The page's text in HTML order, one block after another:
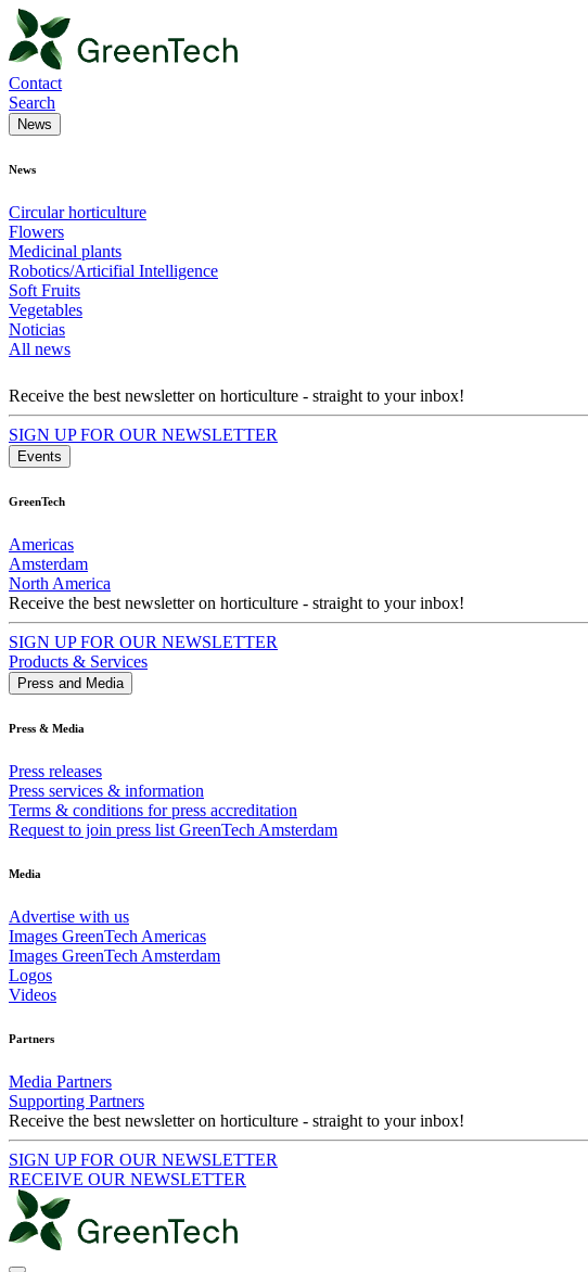
Contact
Search
News
News
Circular horticulture
Flowers
Medicinal plants
Robotics/Articifial Intelligence
Soft Fruits
Vegetables
Noticias
All news
Receive the best newsletter on horticulture - straight to your inbox!
SIGN UP FOR OUR NEWSLETTER
Events
GreenTech
Americas
Amsterdam
North America
Receive the best newsletter on horticulture - straight to your inbox!
SIGN UP FOR OUR NEWSLETTER
Products & Services
Press and Media
Press & Media
Press releases
Press services & information
Terms & conditions for press accreditation
Request to join press list GreenTech Amsterdam
Media
Advertise with us
Images GreenTech Americas
Images GreenTech Amsterdam
Logos
Videos
Partners
Media Partners
Supporting Partners
Receive the best newsletter on horticulture - straight to your inbox!
SIGN UP FOR OUR NEWSLETTER
RECEIVE OUR NEWSLETTER